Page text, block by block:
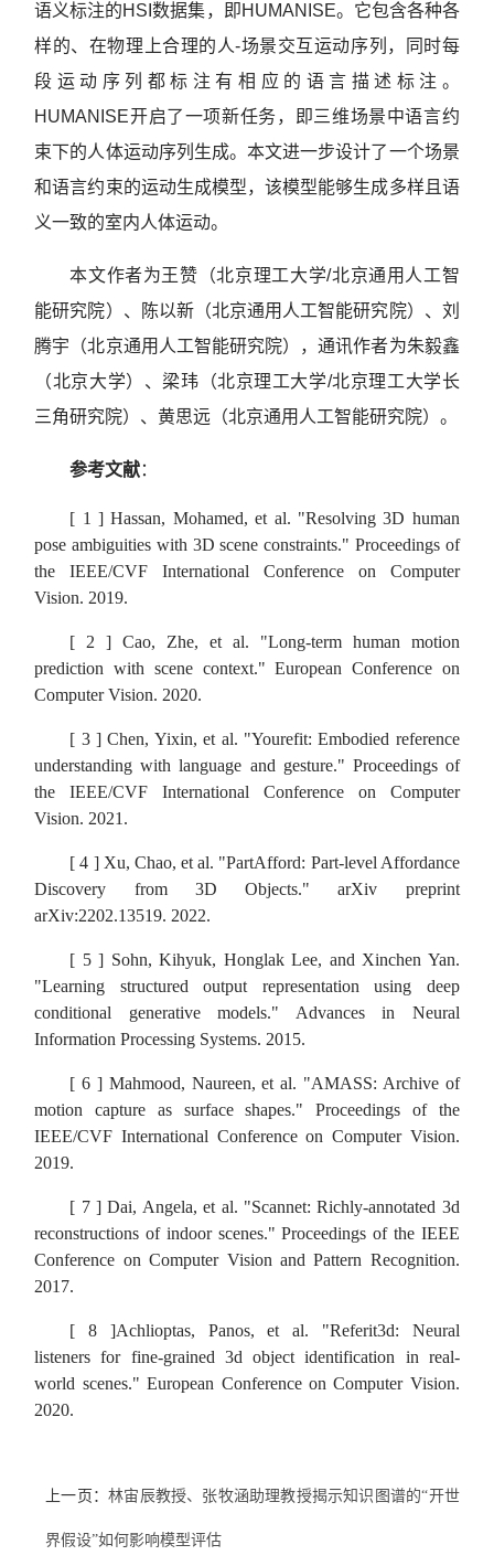
语义标注的HSI数据集，即HUMANISE。它包含各种各
样的、在物理上合理的人-场景交互运动序列，同时每
段运动序列都标注有相应的语言描述标注。
HUMANISE开启了一项新任务，即三维场景中语言约
束下的人体运动序列生成。本文进一步设计了一个场景
和语言约束的运动生成模型，该模型能够生成多样且语
义一致的室内人体运动。
本文作者为王赞（北京理工大学/北京通用人工智
能研究院）、陈以新（北京通用人工智能研究院）、刘
腾宇（北京通用人工智能研究院），通讯作者为朱毅鑫
（北京大学）、梁玮（北京理工大学/北京理工大学长
三角研究院）、黄思远（北京通用人工智能研究院）。
参考文献：
[ 1 ] Hassan, Mohamed, et al. "Resolving 3D human
pose ambiguities with 3D scene constraints." Proceedings of
the IEEE/CVF International Conference on Computer
Vision. 2019.
[ 2 ] Cao, Zhe, et al. "Long-term human motion
prediction with scene context."European Conference on
Computer Vision. 2020.
[ 3 ] Chen, Yixin, et al. "Yourefit: Embodied reference
understanding with language and gesture." Proceedings of
the IEEE/CVF International Conference on Computer
Vision. 2021.
[ 4 ] Xu, Chao, et al. "PartAfford: Part-level Affordance
Discovery from 3D Objects." arXiv preprint
arXiv:2202.13519. 2022.
[ 5 ] Sohn, Kihyuk, Honglak Lee, and Xinchen Yan.
"Learning structured output representation using deep
conditional generative models." Advances in Neural
Information Processing Systems. 2015.
[ 6 ] Mahmood, Naureen, et al. "AMASS: Archive of
motion capture as surface shapes."Proceedings of the
IEEE/CVF International Conference on Computer Vision.
2019.
[ 7 ] Dai, Angela, et al. "Scannet: Richly-annotated 3d
reconstructions of indoor scenes."Proceedings of the IEEE
Conference on Computer Vision and Pattern Recognition.
2017.
[ 8 ]Achlioptas, Panos, et al. "Referit3d: Neural
listeners for fine-grained 3d object identification in real-
world scenes."European Conference on Computer Vision.
2020.
上一页：林宙辰教授、张牧涵助理教授揭示知识图谱的“开世
界假设”如何影响模型评估